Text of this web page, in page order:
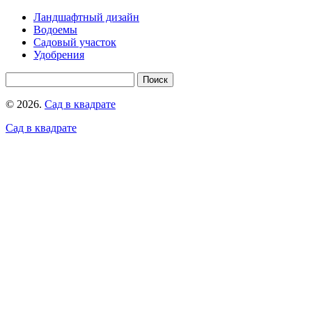
Ландшафтный дизайн
Водоемы
Садовый участок
Удобрения
© 2026. Сад в квадрате
Сад в квадрате